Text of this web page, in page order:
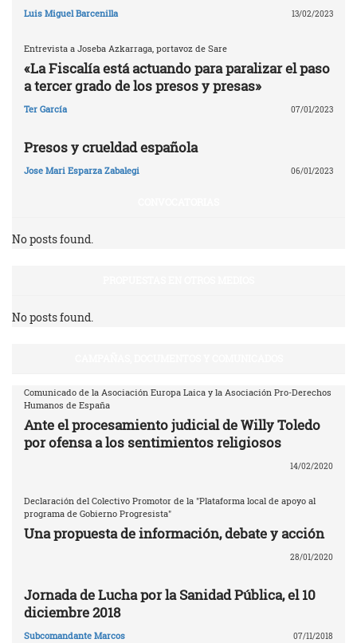
Luis Miguel Barcenilla 13/02/2023
Entrevista a Joseba Azkarraga, portavoz de Sare
«La Fiscalía está actuando para paralizar el paso
a tercer grado de los presos y presas»
Ter García 07/01/2023
Presos y crueldad española
Jose Mari Esparza Zabalegi 06/01/2023
No posts found.
No posts found.
Comunicado de la Asociación Europa Laica y la Asociación Pro-Derechos
Humanos de España
Ante el procesamiento judicial de Willy Toledo
por ofensa a los sentimientos religiosos
14/02/2020
Declaración del Colectivo Promotor de la "Plataforma local de apoyo al
programa de Gobierno Progresista"
Una propuesta de información, debate y acción
28/01/2020
Jornada de Lucha por la Sanidad Pública, el 10
diciembre 2018
Subcomandante Marcos 07/11/2018